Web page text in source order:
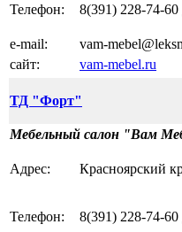
Телефон: 8(391) 228-74-60
e-mail:
vam-
сайт:
vam-mebel.ru
ТД "Форт"
Мебельный салон "Вам
Адрес: Красноярский
Телефон: 8(391) 228-74-60